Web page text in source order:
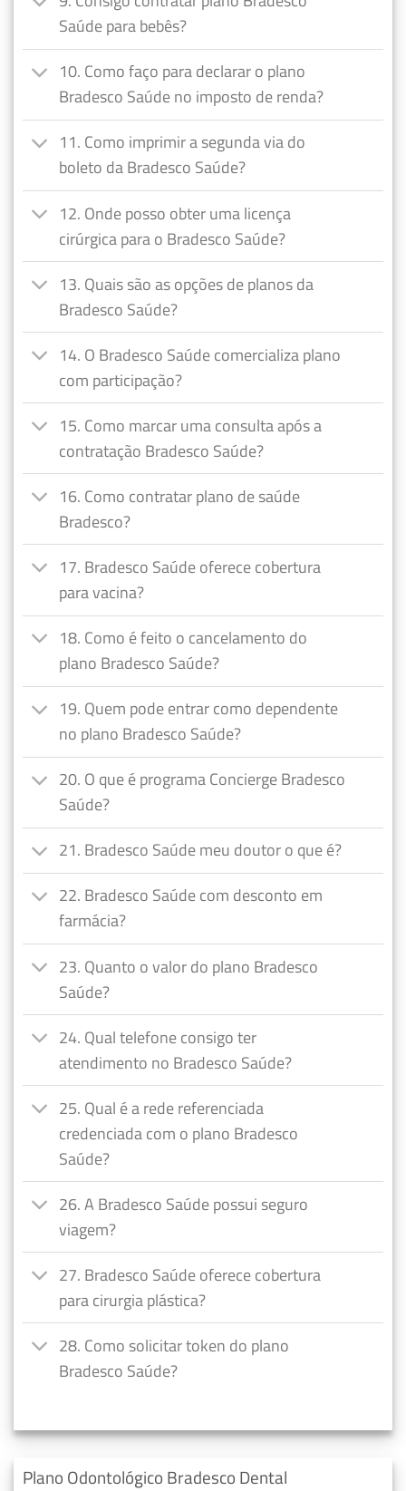
Saúde para bebês?
10. Como faço para declarar o plano
Bradesco Saúde no imposto de renda?
11. Como imprimir a segunda via do
boleto da Bradesco Saúde?
12. Onde posso obter uma licença
cirúrgica para o Bradesco Saúde?
13. Quais são as opções de planos da
Bradesco Saúde?
14. O Bradesco Saúde comercializa plano
com participação?
15. Como marcar uma consulta após a
contratação Bradesco Saúde?
16. Como contratar plano de saúde
Bradesco?
17. Bradesco Saúde oferece cobertura
para vacina?
18. Como é feito o cancelamento do
plano Bradesco Saúde?
19. Quem pode entrar como dependente
no plano Bradesco Saúde?
20. O que é programa Concierge Bradesco
Saúde?
21. Bradesco Saúde meu doutor o que é?
22. Bradesco Saúde com desconto em
farmácia?
23. Quanto o valor do plano Bradesco
Saúde?
24. Qual telefone consigo ter
atendimento no Bradesco Saúde?
25. Qual é a rede referenciada
credenciada com o plano Bradesco
Saúde?
26. A Bradesco Saúde possui seguro
viagem?
27. Bradesco Saúde oferece cobertura
para cirurgia plástica?
28. Como solicitar token do plano
Bradesco Saúde?
Plano Odontológico Bradesco Dental